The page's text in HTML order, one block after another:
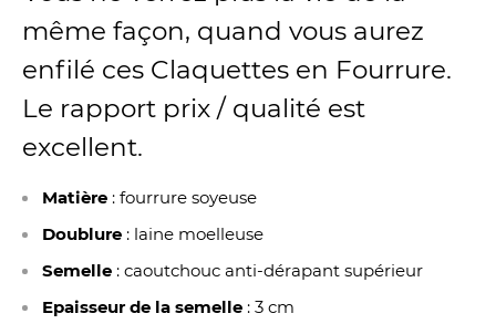
même façon, quand vous aurez
enfilé ces Claquettes en Fourrure.
Le rapport prix / qualité est
excellent.
Matière : fourrure soyeuse
Doublure : laine moelleuse
Semelle : caoutchouc anti-dérapant supérieur
Epaisseur de la semelle : 3 cm